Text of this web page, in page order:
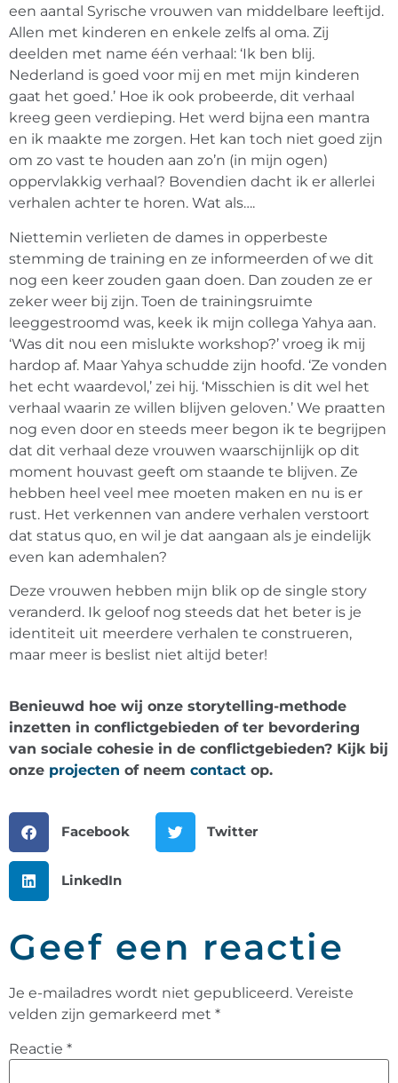
een aantal Syrische vrouwen van middelbare leeftijd.
Allen met kinderen en enkele zelfs al oma. Zij
deelden met name één verhaal: ‘Ik ben blij.
Nederland is goed voor mij en met mijn kinderen
gaat het goed.’ Hoe ik ook probeerde, dit verhaal
kreeg geen verdieping. Het werd bijna een mantra
en ik maakte me zorgen. Het kan toch niet goed zijn
om zo vast te houden aan zo’n (in mijn ogen)
oppervlakkig verhaal? Bovendien dacht ik er allerlei
verhalen achter te horen. Wat als….
Niettemin verlieten de dames in opperbeste
stemming de training en ze informeerden of we dit
nog een keer zouden gaan doen. Dan zouden ze er
zeker weer bij zijn. Toen de trainingsruimte
leeggestroomd was, keek ik mijn collega Yahya aan.
‘Was dit nou een mislukte workshop?’ vroeg ik mij
hardop af. Maar Yahya schudde zijn hoofd. ‘Ze vonden
het echt waardevol,’ zei hij. ‘Misschien is dit wel het
verhaal waarin ze willen blijven geloven.’ We praatten
nog even door en steeds meer begon ik te begrijpen
dat dit verhaal deze vrouwen waarschijnlijk op dit
moment houvast geeft om staande te blijven. Ze
hebben heel veel mee moeten maken en nu is er
rust. Het verkennen van andere verhalen verstoort
dat status quo, en wil je dat aangaan als je eindelijk
even kan ademhalen?
Deze vrouwen hebben mijn blik op de single story
veranderd. Ik geloof nog steeds dat het beter is je
identiteit uit meerdere verhalen te construeren,
maar meer is beslist niet altijd beter!
Benieuwd hoe wij onze storytelling-methode
inzetten in conflictgebieden of ter bevordering
van sociale cohesie in de conflictgebieden? Kijk bij
onze projecten of neem contact op.
Facebook Twitter
LinkedIn
Geef een reactie
Je e-mailadres wordt niet gepubliceerd. Vereiste
velden zijn gemarkeerd met *
Reactie *